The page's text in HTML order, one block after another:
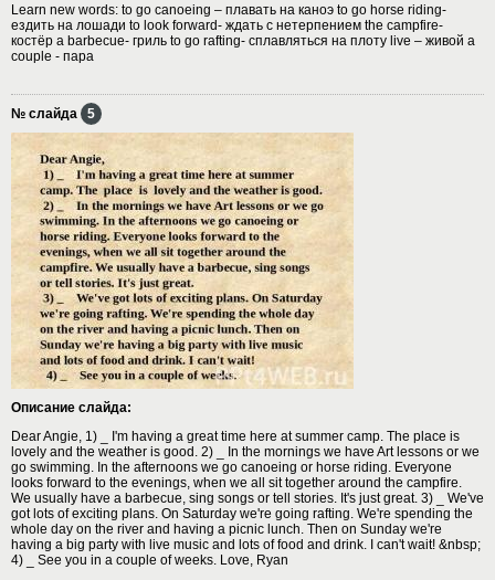
Learn new words: to go саnоeing – плавать на каноэ to go horse riding-
ездить на лошади to look forward- ждать с нетерпением the campfire-
костёр a barbecue- гриль to go rafting- сплавляться на плоту live – живой a
couple - пара
№ слайда 5
Описание слайда:
Dear Angie, 1) _ I'm having a great time here at summer camp. The place is
lovely and the weather is good. 2) _ In the mornings we have Art lessons or we
go swimming. In the afternoons we go саnоeing or horse riding. Everyone
looks forward to the evenings, when we all sit together around the campfire.
We usually have a barbecue, sing songs or tell stories. It's just great. 3) _ We've
got lots of exciting plans. On Saturday we're going rafting. We're spending the
whole day on the river and having a picnic lunch. Then on Sunday we're
having a big party with live music and lots of food and drink. I can't wait! &nbsp;
4) _ See you in a couple of weeks. Love, Ryan